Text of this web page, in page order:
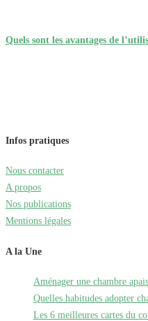
Quels sont les avantages de
Infos pratiques
Nous contacter
A propos
Nos publications
Mentions légales
A la Une
Aménager une chambre
Quelles habitudes adopter
Les 6 meilleures cartes du